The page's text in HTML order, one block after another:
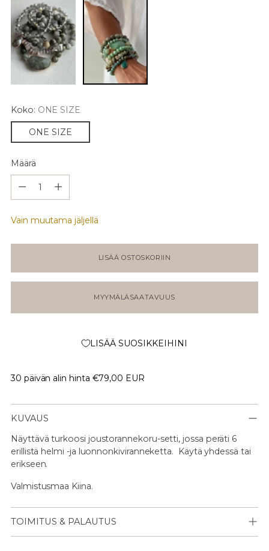
Koko: ONE SIZE
ONE SIZE
Määrä
Vain muutama jäljellä
LISÄÄ OSTOSKORIIN
MYYMÄLÄSAATAVUUS
LISÄÄ SUOSIKKEIHINI
30 päivän alin hinta €79,00 EUR
KUVAUS
Näyttävä turkoosi joustorannekoru-setti, jossa peräti 6
erillistä helmi -ja luonnonkiviranneketta. Käytä yhdessä tai
erikseen.
Valmistusmaa Kiina.
TOIMITUS & PALAUTUS